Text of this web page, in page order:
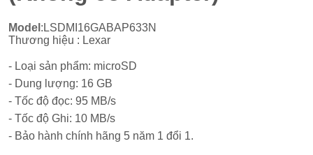
Model :LSDMI16GABAP633N
Thương hiệu : Lexar
- Loại sản phẩm: microSD
- Dung lượng: 16 GB
- Tốc độ đọc: 95 MB/s
- Tốc độ Ghi: 10 MB/s
- Bảo hành chính hãng 5 năm 1 đổi 1.